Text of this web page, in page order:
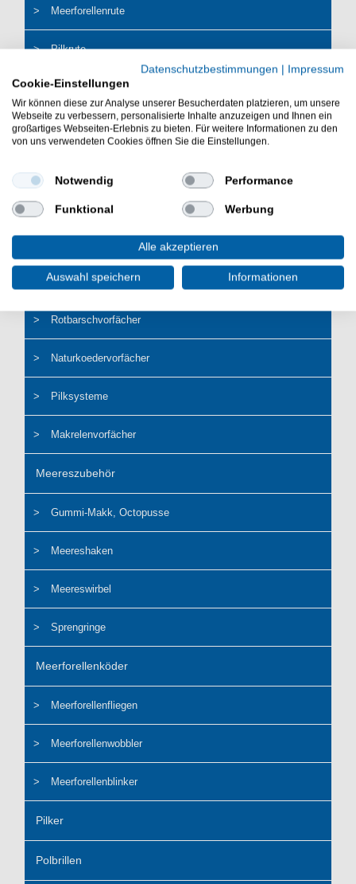
Meerforellenrute
Pilkrute
Meeresschnur
Meeresvorfächer
Überbeißer Rigs
Gummi-Makk, Octopusse
Hornhechtvorfächer
Rotbarschvorfächer
Naturkoedervorfächer
Pilksysteme
Makrelenvorfächer
Meereszubehör
Gummi-Makk, Octopusse
Meereshaken
Meereswirbel
Sprengringe
Meerforellenköder
Meerforellenfliegen
Meerforellenwobbler
Meerforellenblinker
Pilker
Polbrillen
Datenschutzbestimmungen | Impressum
Cookie-Einstellungen
Wir können diese zur Analyse unserer Besucherdaten platzieren, um unsere
Webseite zu verbessern, personalisierte Inhalte anzuzeigen und Ihnen ein
großartiges Webseiten-Erlebnis zu bieten. Für weitere Informationen zu den
von uns verwendeten Cookies öffnen Sie die Einstellungen.
Notwendig Performance
Funktional Werbung
Alle akzeptieren
Auswahl speichern Informationen